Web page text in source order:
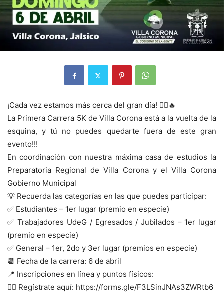
¡Cada vez estamos más cerca del gran día! 🏃‍♀️🔥
La Primera Carrera 5K de Villa Corona está a la vuelta de la
esquina, y tú no puedes quedarte fuera de este gran
evento!!!
En coordinación con nuestra máxima casa de estudios la
Preparatoria Regional de Villa Corona y el Villa Corona
Gobierno Municipal
💡 Recuerda las categorías en las que puedes participar:
✅ Estudiantes – 1er lugar (premio en especie)
✅ Trabajadores UdeG / Egresados / Jubilados – 1er lugar
(premio en especie)
✅ General – 1er, 2do y 3er lugar (premios en especie)
📆 Fecha de la carrera: 6 de abril
📍 Inscripciones en línea y puntos físicos:
👉🏽 Regístrate aquí: https://forms.gle/F3LSinJNAs3ZWRtb6